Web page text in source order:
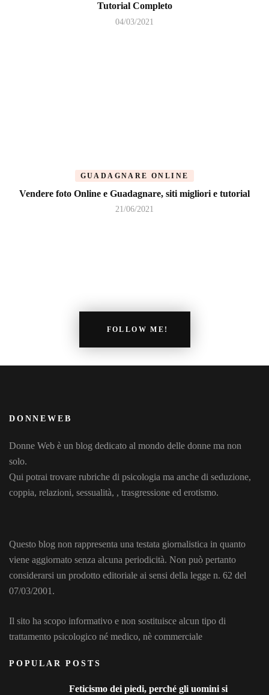
Tutorial Completo
04/03/2021
GUADAGNARE ONLINE
Vendere foto Online e Guadagnare, siti migliori e tutorial
21/06/2021
FOLLOW ME!
DONNEWEB
Donne Web è un blog dedicato al mondo delle donne ma non
solo.
Qui potrai trovare rubriche di psicologia ma anche di seduzione,
coppia, relazioni, sessualità, , trasgressione ed erotismo.
Questo blog non rappresenta una testata giornalistica in quanto
viene aggiornato senza alcuna periodicità. Non può pertanto
considerarsi un prodotto editoriale ai sensi della legge n. 62 del
07/03/2001.
Il sito ha scopo informativo e non sostituisce alcun tipo di
trattamento psicologico né medico, nè commerciale
POPULAR POSTS
Feticismo dei piedi, perché gli uomini si